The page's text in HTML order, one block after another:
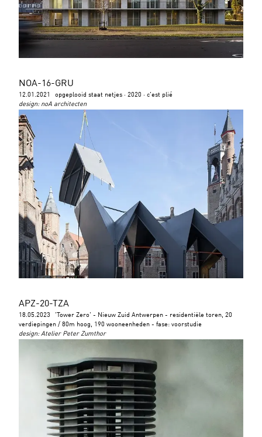
NOA-16-GRU
12.01.2021
opgeplooid staat netjes · 2020 · c'est plié
design: noA architecten
APZ-20-TZA
18.05.2023
'Tower Zero' - Nieuw Zuid Antwerpen - residentiële toren, 20
verdiepingen / 80m hoog, 190 wooneenheden - fase: voorstudie
design:Atelier Peter Zumthor